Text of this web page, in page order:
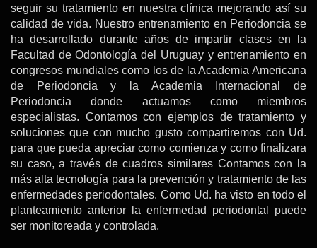
seguir su tratamiento en nuestra clínica mejorando así su
calidad de vida. Nuestro entrenamiento en Periodoncia se
ha desarrollado durante años de impartir clases en la
Facultad de Odontología del Uruguay y entrenamiento en
congresos mundiales como los de la Academia Americana
de Periodoncia y la Academia Internacional de
Periodoncia donde actuamos como miembros
especialistas. Contamos con ejemplos de tratamiento y
soluciones que con mucho gusto compartiremos con Ud.
para que pueda apreciar como comienza y como finalizara
su caso, a través de cuadros similares Contamos con la
más alta tecnología para la prevención y tratamiento de las
enfermedades periodontales. Como Ud. ha visto en todo el
planteamiento anterior la enfermedad periodontal puede
ser monitoreada y controlada.